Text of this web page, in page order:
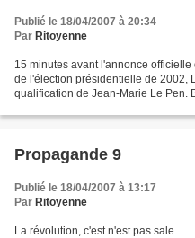
Publié le 18/04/2007 à 20:34
Par Ritoyenne
15 minutes avant l'annonce
de l'élection présidentielle de 2002,
qualification de Jean-Marie Le Pen.
Propagande 9
Publié le 18/04/2007 à 13:17
Par Ritoyenne
La révolution, c'est n'est pas sale.